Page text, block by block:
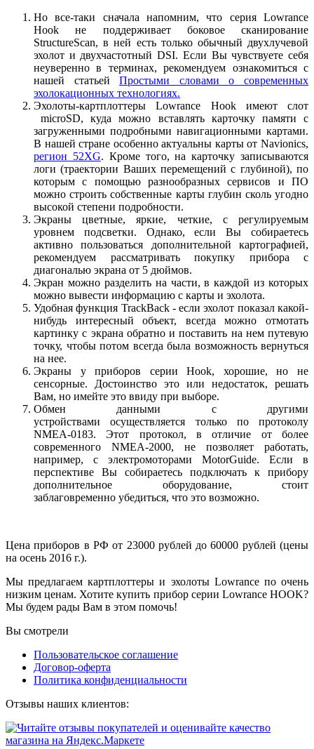
Но все-таки сначала напомним, что серия Lowrance
Hook не поддерживает боковое сканирование
StructureScan, в ней есть только обычный двухлучевой
эхолот и двухчастотный DSI. Если Вы чувствуете себя
неуверенно в терминах, рекомендуем ознакомиться с
нашей статьейПростыми словами о современных
эхолокационных технологиях.
Эхолоты-картплоттеры Lowrance Hook имеют слот
microSD, куда можно вставлять карточку памяти с
загруженными подробными навигационными картами.
В нашей стране особенно актуальны карты от Navionics,
регион 52XG. Кроме того, на карточку записываются
логи (траектории Ваших перемещений с глубиной), по
которым с помощью разнообразных сервисов и ПО
можно строить собственные карты глубин сколь угодно
высокой степени подробности.
Экраны цветные, яркие, четкие, с регулируемым
уровнем подсветки. Однако, если Вы собираетесь
активно пользоваться дополнительной картографией,
рекомендуем рассматривать покупку прибора с
диагональю экрана от 5 дюймов.
Экран можно разделить на части, в каждой из которых
можно вывести информацию с карты и эхолота.
Удобная функция TrackBack - если эхолот показал какой-
нибудь интересный объект, всегда можно отмотать
картинку с экрана обратно и поставить на нем путевую
точку, чтобы потом всегда была возможность вернуться
на нее.
Экраны у приборов серии Hook, хорошие, но не
сенсорные. Достоинство это или недостаток, решать
Вам, но имейте это ввиду при выборе.
Обмен данными с другими
устройствами осуществляется только по протоколу
NMEA-0183. Этот протокол, в отличие от более
современного NMEA-2000, не позволяет работать,
например, с электромоторами MotorGuide. Если в
перспективе Вы собираетесь подключать к прибору
дополнительное оборудование, стоит
заблаговременно убедиться, что это возможно.
Цена приборов в РФ от 23000 рублей до 60000 рублей (цены
на осень 2016 г.).
Мы предлагаем картплоттеры и эхолоты Lowrance по очень
низким ценам. Хотите купить прибор серии Lowrance HOOK?
Мы будем рады Вам в этом помочь!
Вы смотрели
Пользовательское соглашение
Договор-оферта
Политика конфиденциальности
Отзывы наших клиентов: